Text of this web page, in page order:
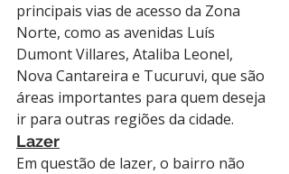
principais vias de acesso da Zona
Norte, como as avenidas Luís
Dumont Villares, Ataliba Leonel,
Nova Cantareira e Tucuruvi, que são
áreas importantes para quem deseja
ir para outras regiões da cidade.
Lazer
Em questão de lazer, o bairro não